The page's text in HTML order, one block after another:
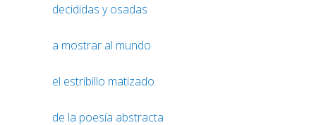
decididas y osadas
a mostrar al mundo
el estribillo matizado
de la poesía abstracta